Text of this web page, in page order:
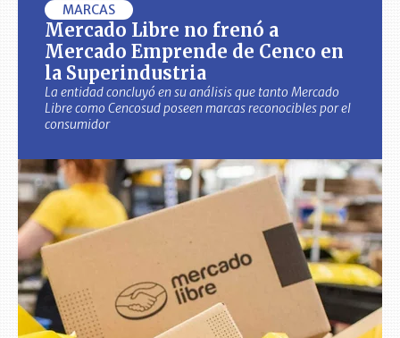
MARCAS
Mercado Libre no frenó a
Mercado Emprende de Cenco en
la Superindustria
La entidad concluyó en su análisis que tanto Mercado
Libre como Cencosud poseen marcas reconocibles por el
consumidor